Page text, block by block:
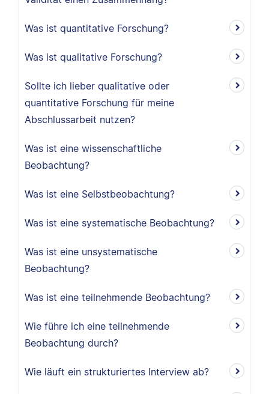
Was ist quantitative Forschung?
Was ist qualitative Forschung?
Sollte ich lieber qualitative oder
quantitative Forschung für meine
Abschlussarbeit nutzen?
Was ist eine wissenschaftliche
Beobachtung?
Was ist eine Selbstbeobachtung?
Was ist eine systematische Beobachtung?
Was ist eine unsystematische
Beobachtung?
Was ist eine teilnehmende Beobachtung?
Wie führe ich eine teilnehmende
Beobachtung durch?
Wie läuft ein strukturiertes Interview ab?